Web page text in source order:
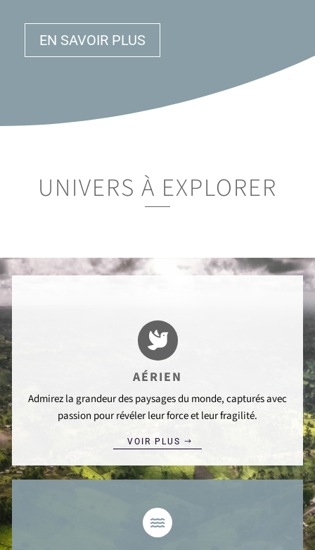
EN SAVOIR PLUS
UNIVERS À EXPLORER

AÉRIEN
Admirez la grandeur des paysages du monde, capturés avec
passion pour révéler leur force et leur fragilité.
VOIR PLUS
